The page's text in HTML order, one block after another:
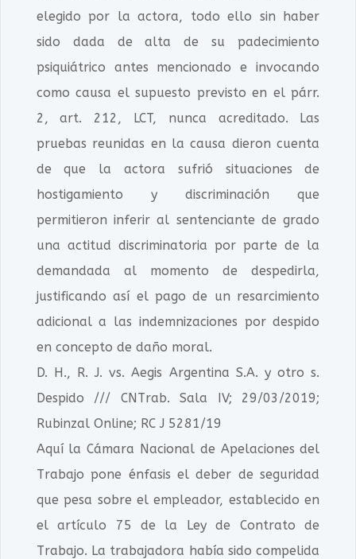
elegido por la actora, todo ello sin haber
sido dada de alta de su padecimiento
psiquiátrico antes mencionado e invocando
como causa el supuesto previsto en el párr.
2, art. 212, LCT, nunca acreditado. Las
pruebas reunidas en la causa dieron cuenta
de que la actora sufrió situaciones de
hostigamiento y discriminación que
permitieron inferir al sentenciante de grado
una actitud discriminatoria por parte de la
demandada al momento de despedirla,
justificando así el pago de un resarcimiento
adicional a las indemnizaciones por despido
en concepto de daño moral.
D. H., R. J. vs. Aegis Argentina S.A. y otro s.
Despido /// CNTrab. Sala IV; 29/03/2019;
Rubinzal Online; RC J 5281/19
Aquí la Cámara Nacional de Apelaciones del
Trabajo pone énfasis el deber de seguridad
que pesa sobre el empleador, establecido en
el artículo 75 de la Ley de Contrato de
Trabajo. La trabajadora había sido compelida